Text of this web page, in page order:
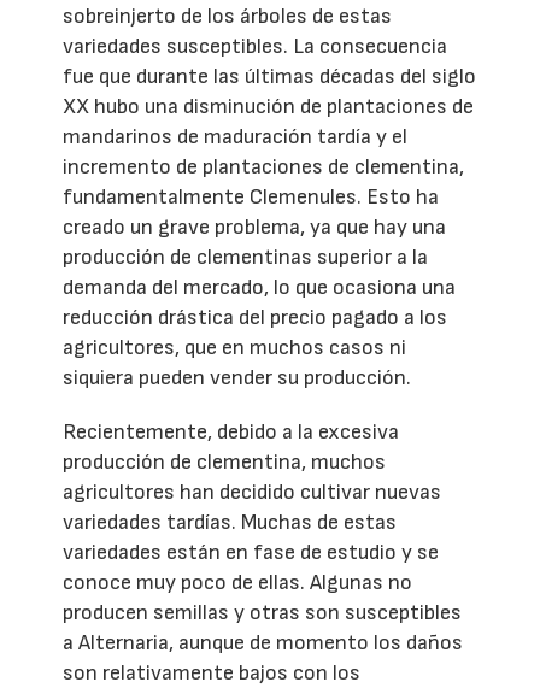
sobreinjerto de los árboles de estas
variedades susceptibles. La consecuencia
fue que durante las últimas décadas del siglo
XX hubo una disminución de plantaciones de
mandarinos de maduración tardía y el
incremento de plantaciones de clementina,
fundamentalmente Clemenules. Esto ha
creado un grave problema, ya que hay una
producción de clementinas superior a la
demanda del mercado, lo que ocasiona una
reducción drástica del precio pagado a los
agricultores, que en muchos casos ni
siquiera pueden vender su producción.
Recientemente, debido a la excesiva
producción de clementina, muchos
agricultores han decidido cultivar nuevas
variedades tardías. Muchas de estas
variedades están en fase de estudio y se
conoce muy poco de ellas. Algunas no
producen semillas y otras son susceptibles
a Alternaria, aunque de momento los daños
son relativamente bajos con los